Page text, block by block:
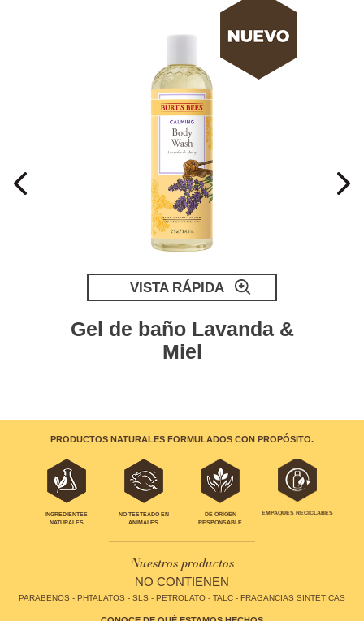
VISTA RÁPIDA
Gel de baño Lavanda &
Miel
PRODUCTOS NATURALES FORMULADOS CON PROPÓSITO.
INGREDIENTES
NATURALES
NO TESTEADO EN
ANIMALES
DE ORIGEN
RESPONSABLE
EMPAQUES RECICLABES
Nuestros productos
NO CONTIENEN
PARABENOS - PHTALATOS - SLS - PETROLATO - TALC - FRAGANCIAS SINTÉTICAS